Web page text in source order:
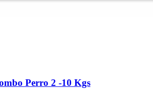
Perro 2 -10 Kgs